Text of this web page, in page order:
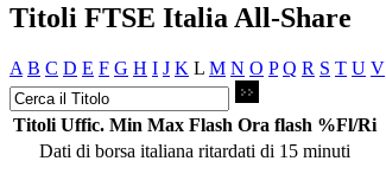
Titoli FTSE Italia All-Share
A B C D E F G H I J K L M N O P Q R S T U V
Titoli Uffic. Min Max Flash Ora flash %Fl/Ri
Dati di borsa italiana ritardati di 15 minuti